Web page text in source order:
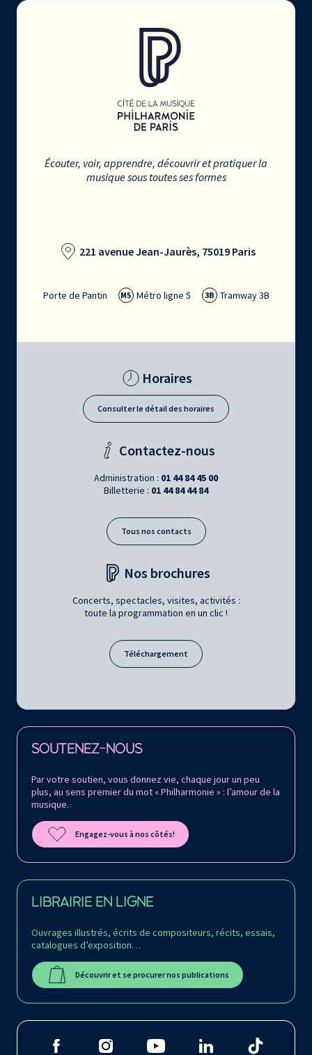
Écouter, voir, apprendre, découvrir et pratiquer la
musique sous toutes ses formes
221 avenue Jean-Jaurès, 75019 Paris
Porte de Pantin M5 Métro ligne 5 3B Tramway 3B
Horaires
Consulter le détail des horaires
Contactez-nous
Administration : 01 44 84 45 00
Billetterie : 01 44 84 44 84
Tous nos contacts
Nos brochures
Concerts, spectacles, visites, activités :
toute la programmation en un clic !
Téléchargement
SOUTENEZ-NOUS
Par votre soutien, vous donnez vie, chaque jour un peu
plus, au sens premier du mot « Philharmonie » : l’amour de la
musique.
Engagez-vous à nos côtés!
LIBRAIRIE EN LIGNE
Ouvrages illustrés, écrits de compositeurs, récits, essais,
catalogues d’exposition…
Découvrir et se procurer nos publications
Retrouvez la Philharmonie de Paris sur